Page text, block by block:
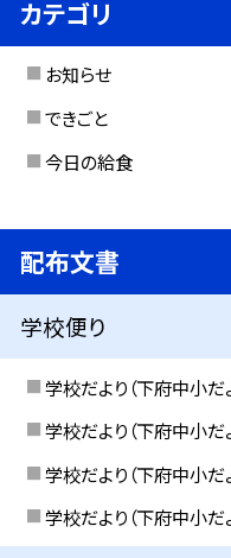
カテゴリ
お知らせ
できごと
今日の給食
配布文書
学校便り
学校だより（下府中小だ
学校だより（下府中小だ
学校だより（下府中小だ
学校だより（下府中小だ